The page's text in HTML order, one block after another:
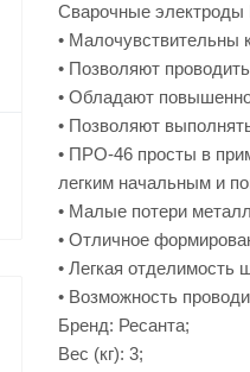
Сварочные
• Малочувствительны
• Позволяют
• Обладают
• Позволяют
• ПРО-46 просты в
легким начальным и
• Малые потери
• Отличное
• Легкая отделимость
• Возможность
Бренд: Ресанта;
Вес (кг): 3;